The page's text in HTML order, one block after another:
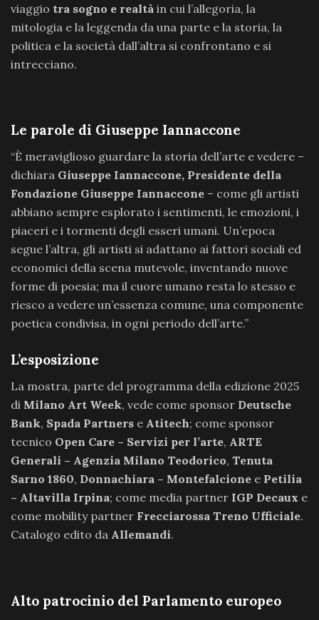
viaggio tra sogno e realtà in cui l’allegoria, la
mitologia e la leggenda da una parte e la storia, la
politica e la società dall’altra si confrontano e si
intrecciano.
Le parole di Giuseppe Iannaccone
“È meraviglioso guardare la storia dell’arte e vedere –
dichiara Giuseppe Iannaccone, Presidente della
Fondazione Giuseppe Iannaccone – come gli artisti
abbiano sempre esplorato i sentimenti, le emozioni, i
piaceri e i tormenti degli esseri umani. Un’epoca
segue l’altra, gli artisti si adattano ai fattori sociali ed
economici della scena mutevole, inventando nuove
forme di poesia; ma il cuore umano resta lo stesso e
riesco a vedere un’essenza comune, una componente
poetica condivisa, in ogni periodo dell’arte.”
L’esposizione
La mostra, parte del programma della edizione 2025
di Milano Art Week, vede come sponsor Deutsche
Bank, Spada Partners e Atitech; come sponsor
tecnico Open Care – Servizi per l’arte, ARTE
Generali – Agenzia Milano Teodorico, Tenuta
Sarno 1860, Donnachiara – Montefalcione e Petilia
– Altavilla Irpina; come media partner IGP Decaux e
come mobility partner Frecciarossa Treno Ufficiale.
Catalogo edito da Allemandi.
Alto patrocinio del Parlamento europeo